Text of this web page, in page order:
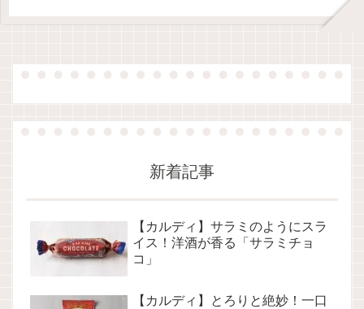
新着記事
【カルディ】サラミのようにスラ
イス！洋酒が香る「サラミチョ
コ」
【カルディ】とろりと絶妙！一口